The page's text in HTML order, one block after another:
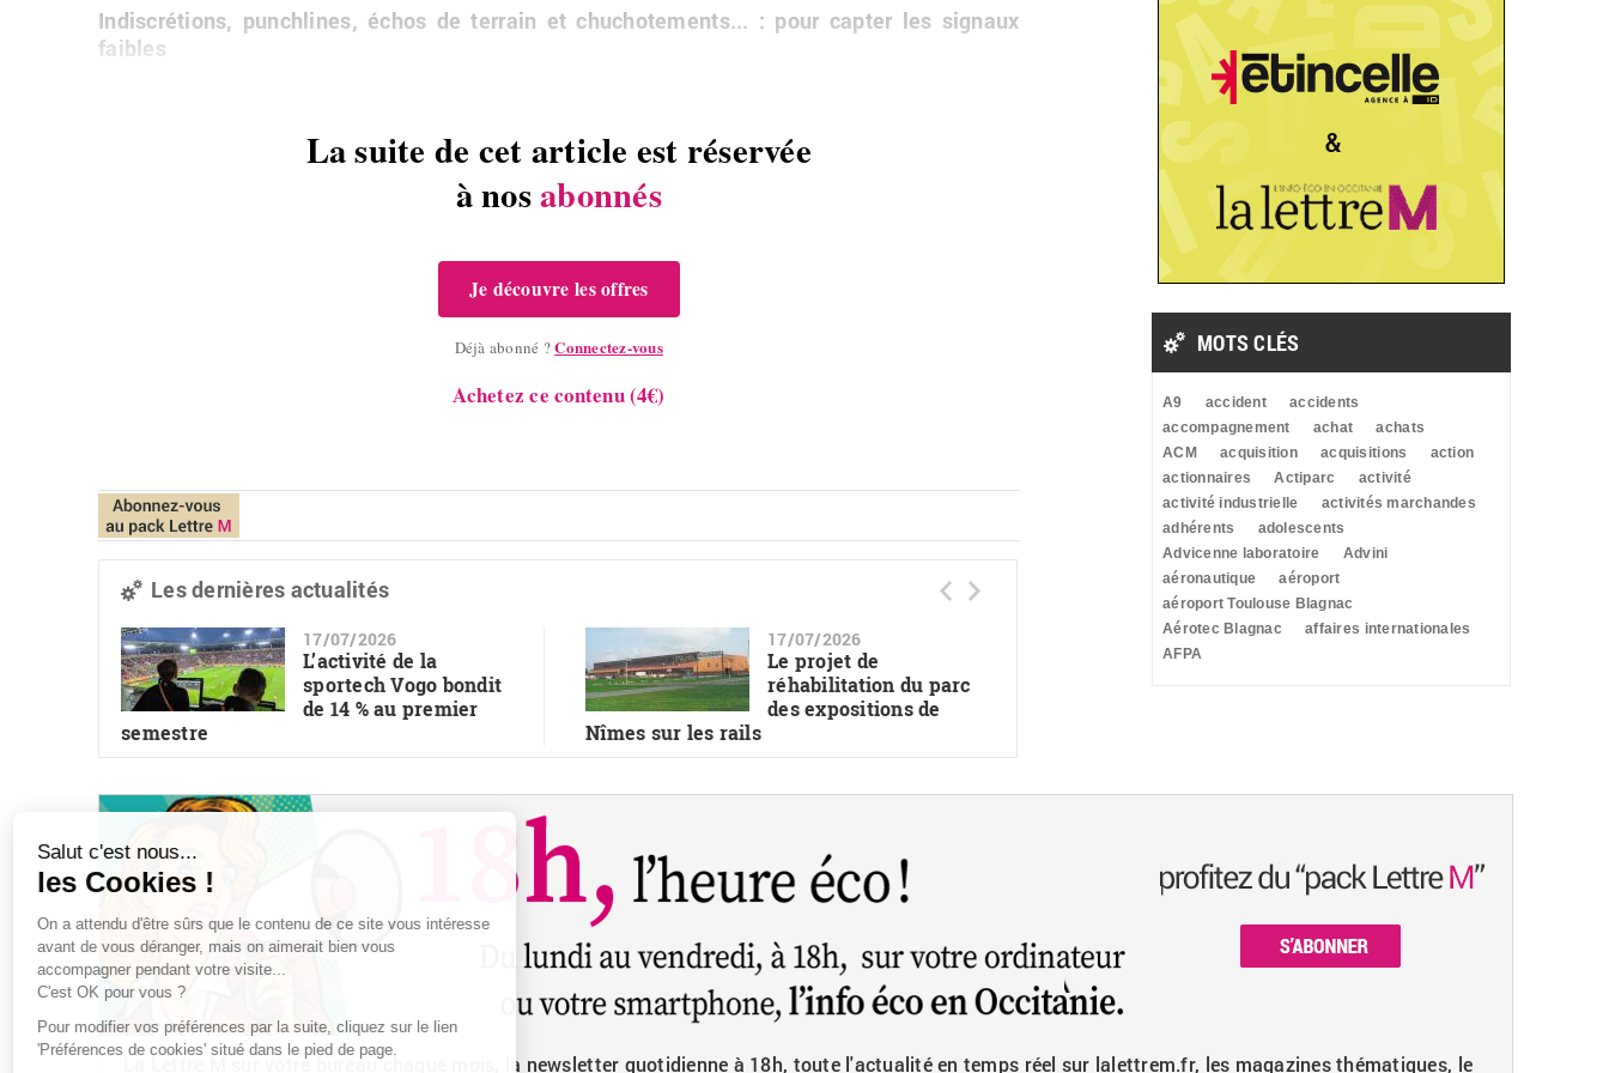
In­dis­cré­tions, pun­chlines, échos de ter­rain et chu­cho­te­ments... : pour cap­ter les si­gnaux
faibles
La suite de cet article est réservée
à nosabonnés
Je découvre les offres
Déjà abonné ?Connectez-vous
Achetez ce contenu (4€)
Les dernières actualités
17/07/2026
L’activité de la
sportech Vogo bondit
de 14 % au premier
semestre
17/07/2026
Le projet de
réhabilitation du parc
des expositions de
Nîmes sur les rails
MOTS CLÉS
A9 accident
accidents
accompagnement
achat
achats
ACM
acquisition acquisitions
action
actionnaires
Actiparc
activité
activité industrielle
activités marchandes
adhérents
adolescents
Advicenne laboratoire
Advini
aéronautique
aéroport
aéroport Toulouse Blagnac
Aérotec Blagnac
affaires internationales
AFPA
La Lettre M sur votre bureau chaque mois, la newsletter quotidienne à 18h, toute l'actualité en temps réel sur lalettrem.fr, les magazines thématiques, le